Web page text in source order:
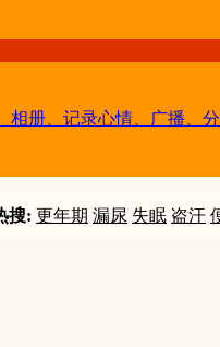
相册、记录心情、广播、
搜: 更年期 漏尿 失眠 盗汗